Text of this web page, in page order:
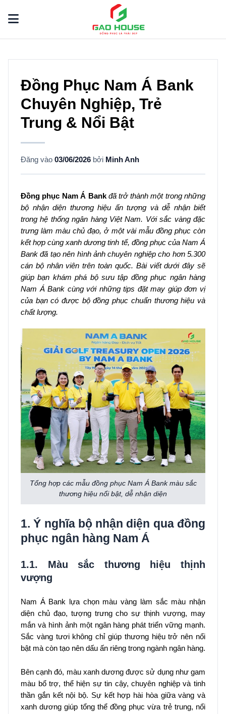
Đồng Phục Nam Á Bank
Chuyên Nghiệp, Trẻ
Trung & Nổi Bật
Đăng vào 03/06/2026 bởi Minh Anh
Đồng phục Nam Á Bank đã trở thành một trong những
bộ nhận diện thương hiệu ấn tượng và dễ nhận biết
trong hệ thống ngân hàng Việt Nam. Với sắc vàng đặc
trưng làm màu chủ đạo, ở một vài mẫu đồng phục còn
kết hợp cùng xanh dương tinh tế, đồng phục của Nam Á
Bank đã tạo nên hình ảnh chuyên nghiệp cho hơn 5.300
cán bộ nhân viên trên toàn quốc. Bài viết dưới đây sẽ
giúp bạn khám phá bộ sưu tập đồng phục ngân hàng
Nam Á Bank cùng với những tips đặt may giúp đơn vị
của bạn có được bộ đồng phục chuẩn thương hiệu và
chất lượng.
Tổng hợp các mẫu đồng phục Nam Á Bank màu sắc
thương hiệu nổi bật, dễ nhận diện
1. Ý nghĩa bộ nhận diện qua đồng
phục ngân hàng Nam Á
1.1. Màu sắc thương hiệu thịnh
vượng
Nam Á Bank lựa chọn màu vàng làm sắc màu nhận
diện chủ đạo, tượng trưng cho sự thịnh vượng, may
mắn và hình ảnh một ngân hàng phát triển vững mạnh.
Sắc vàng tươi không chỉ giúp thương hiệu trở nên nổi
bật mà còn tạo nên dấu ấn riêng trong ngành ngân hàng.
Bên cạnh đó, màu xanh dương được sử dụng như gam
màu bổ trợ, thể hiện sự tin cậy, chuyên nghiệp và tinh
thần gắn kết nội bộ. Sự kết hợp hài hòa giữa vàng và
xanh dương giúp tổng thể đồng phục vừa trẻ trung, nổi